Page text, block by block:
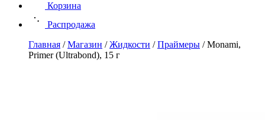
Корзина
Распродажа
Главная /Магазин /Жидкости /Праймеры /Monami,
Primer (Ultrabond), 15 г